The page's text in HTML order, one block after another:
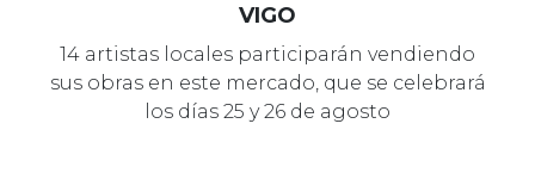
VIGO
14 artistas locales participarán vendiendo
sus obras en este mercado, que se celebrará
los días 25 y 26 de agosto